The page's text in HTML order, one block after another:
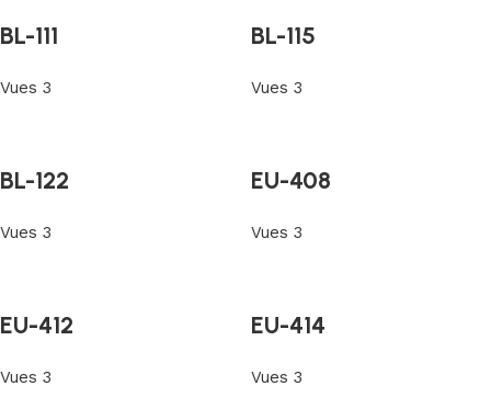
BL-111
Vues 3
BL-115
Vues 3
BL-122
Vues 3
EU-408
Vues 3
EU-412
Vues 3
EU-414
Vues 3